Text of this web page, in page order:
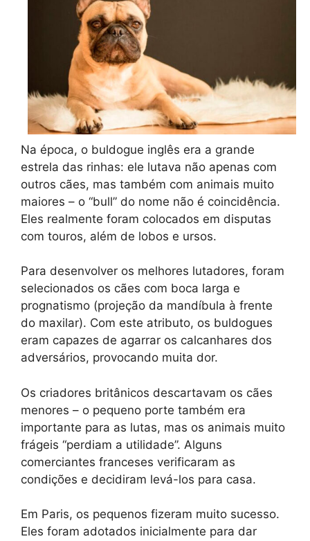
Na época, o buldogue inglês era a grande
estrela das rinhas: ele lutava não apenas com
outros cães, mas também com animais muito
maiores – o “bull” do nome não é coincidência.
Eles realmente foram colocados em disputas
com touros, além de lobos e ursos.
Para desenvolver os melhores lutadores, foram
selecionados os cães com boca larga e
prognatismo (projeção da mandíbula à frente
do maxilar). Com este atributo, os buldogues
eram capazes de agarrar os calcanhares dos
adversários, provocando muita dor.
Os criadores britânicos descartavam os cães
menores – o pequeno porte também era
importante para as lutas, mas os animais muito
frágeis “perdiam a utilidade”. Alguns
comerciantes franceses verificaram as
condições e decidiram levá-los para casa.
Em Paris, os pequenos fizeram muito sucesso.
Eles foram adotados inicialmente para dar